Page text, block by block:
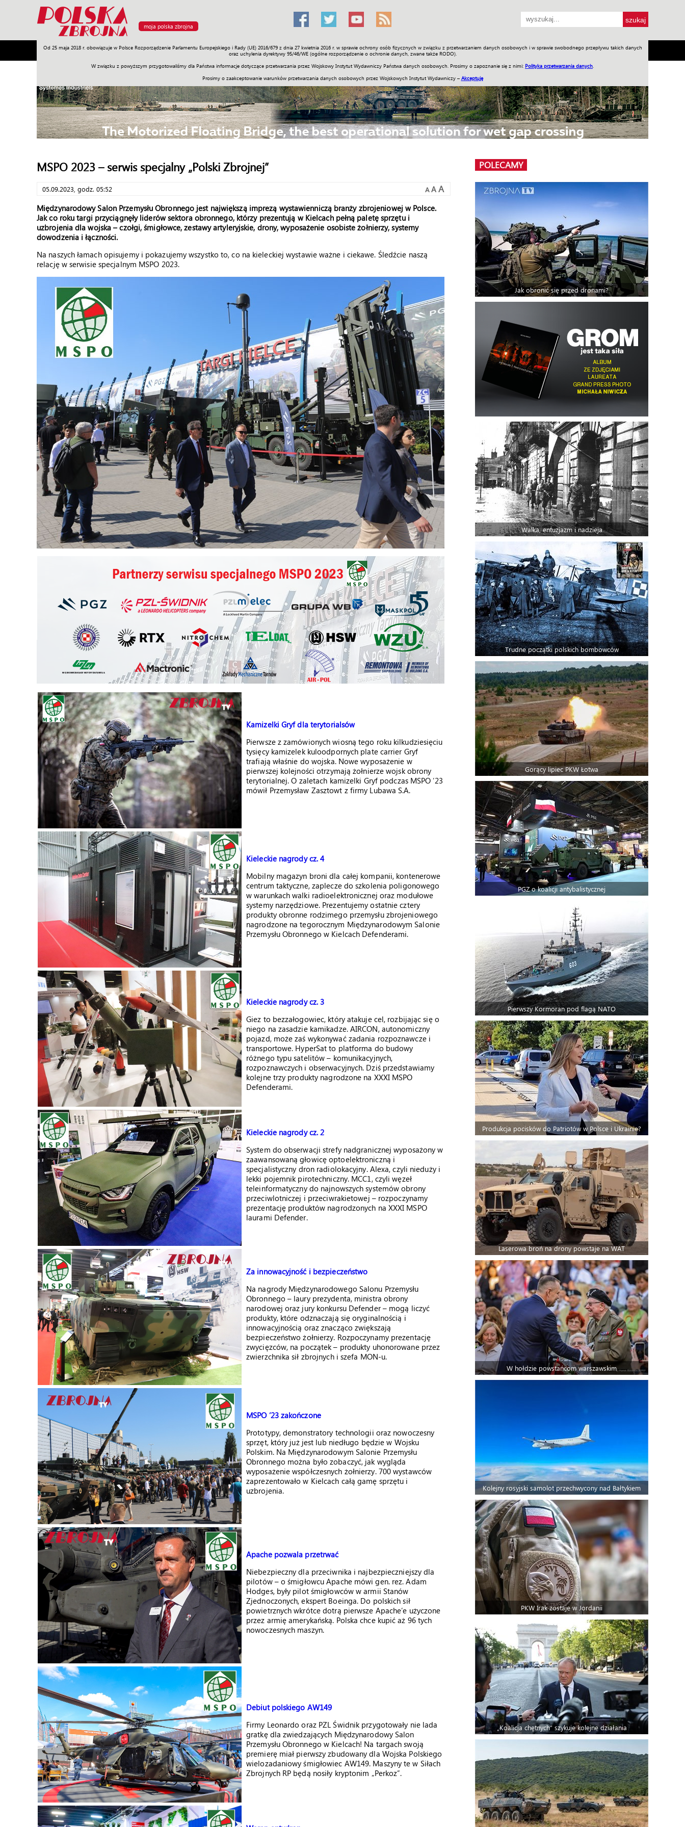
moja polska zbrojna
Od 25 maja 2018 r. obowiązuje w Polsce Rozporządzenie Parlamentu Europejskiego i Rady (UE) 2016/679 z dnia 27 kwietnia 2016 r. w sprawie ochrony osób fizycznych w związku z przetwarzaniem danych osobowych i w sprawie swobodnego przepływu takich danych
oraz uchylenia dyrektywy 95/46/WE (ogólne rozporządzenie o ochronie danych, zwane także RODO).
W związku z powyższym przygotowaliśmy dla Państwa informacje dotyczące przetwarzania przez Wojskowy Instytut Wydawniczy Państwa danych osobowych. Prosimy o zapoznanie się z nimi: Polityka przetwarzania danych
Prosimy o zaakceptowanie warunków przetwarzania danych osobowych przez Wojskowych Instytut Wydawniczy – Akceptuję
Armia Poligon Sprzęt Misje Polityka Prawo Świat Społeczność Sport Historia Galerie Wideo ENGLISH SKLEP Jednodniówki Praca w WIW
MSPO 2023 – serwis specjalny „Polski Zbrojnej”
05.09.2023, godz. 05:52 A A A
Międzynarodowy Salon Przemysłu Obronnego jest największą imprezą wystawienniczą branży zbrojeniowej w Polsce.
Jak co roku targi przyciągnęły liderów sektora obronnego, którzy prezentują w Kielcach pełną paletę sprzętu i
uzbrojenia dla wojska – czołgi, śmigłowce, zestawy artyleryjskie, drony, wyposażenie osobiste żołnierzy, systemy
dowodzenia i łączności.
Na naszych łamach opisujemy i pokazujemy wszystko to, co na kieleckiej wystawie ważne i ciekawe. Śledźcie naszą
relację w serwisie specjalnym MSPO 2023.
Kamizelki Gryf dla terytorialsów
Pierwsze z zamówionych wiosną tego roku kilkudziesięciu
tysięcy kamizelek kuloodpornych plate carrier Gryf
trafiają właśnie do wojska. Nowe wyposażenie w
pierwszej kolejności otrzymają żołnierze wojsk obrony
terytorialnej. O zaletach kamizelki Gryf podczas MSPO ’23
mówił Przemysław Zasztowt z firmy Lubawa S.A.
Kieleckie nagrody cz. 4
Mobilny magazyn broni dla całej kompanii, kontenerowe
centrum taktyczne, zaplecze do szkolenia poligonowego
w warunkach walki radioelektronicznej oraz modułowe
systemy narzędziowe. Prezentujemy ostatnie cztery
produkty obronne rodzimego przemysłu zbrojeniowego
nagrodzone na tegorocznym Międzynarodowym Salonie
Przemysłu Obronnego w Kielcach Defenderami.
Kieleckie nagrody cz. 3
Giez to bezzałogowiec, który atakuje cel, rozbijając się o
niego na zasadzie kamikadze. AIRCON, autonomiczny
pojazd, może zaś wykonywać zadania rozpoznawcze i
transportowe. HyperSat to platforma do budowy
różnego typu satelitów – komunikacyjnych,
rozpoznawczych i obserwacyjnych. Dziś przedstawiamy
kolejne trzy produkty nagrodzone na XXXI MSPO
Defenderami.
Kieleckie nagrody cz. 2
System do obserwacji strefy nadgranicznej wyposażony w
zaawansowaną głowicę optoelektroniczną i
specjalistyczny dron radiolokacyjny. Alexa, czyli nieduży i
lekki pojemnik pirotechniczny. MCC1, czyli węzeł
teleinformatyczny do najnowszych systemów obrony
przeciwlotniczej i przeciwrakietowej – rozpoczynamy
prezentację produktów nagrodzonych na XXXI MSPO
laurami Defender.
Za innowacyjność i bezpieczeństwo
Na nagrody Międzynarodowego Salonu Przemysłu
Obronnego – laury prezydenta, ministra obrony
narodowej oraz jury konkursu Defender – mogą liczyć
produkty, które odznaczają się oryginalnością i
innowacyjnością oraz znacząco zwiększają
bezpieczeństwo żołnierzy. Rozpoczynamy prezentację
zwycięzców, na początek – produkty uhonorowane przez
zwierzchnika sił zbrojnych i szefa MON-u.
MSPO ’23 zakończone
Prototypy, demonstratory technologii oraz nowoczesny
sprzęt, który już jest lub niedługo będzie w Wojsku
Polskim. Na Międzynarodowym Salonie Przemysłu
Obronnego można było zobaczyć, jak wygląda
wyposażenie współczesnych żołnierzy. 700 wystawców
zaprezentowało w Kielcach całą gamę sprzętu i
uzbrojenia.
Apache pozwala przetrwać
Niebezpieczny dla przeciwnika i najbezpieczniejszy dla
pilotów – o śmigłowcu Apache mówi gen. rez. Adam
Hodges, były pilot śmigłowców w armii Stanów
Zjednoczonych, ekspert Boeinga. Do polskich sił
powietrznych wkrótce dotrą pierwsze Apache’e użyczone
przez armię amerykańską. Polska chce kupić aż 96 tych
nowoczesnych maszyn.
Debiut polskiego AW149
Firmy Leonardo oraz PZL Świdnik przygotowały nie lada
gratkę dla zwiedzających Międzynarodowy Salon
Przemysłu Obronnego w Kielcach! Na targach swoją
premierę miał pierwszy zbudowany dla Wojska Polskiego
wielozadaniowy śmigłowiec AW149. Maszyny te w Siłach
Zbrojnych RP będą nosiły kryptonim „Perkoz”.
POLECAMY
Jak obronić się przed dronami?
Walka, entuzjazm i nadzieja
Trudne początki polskich bombowców
Gorący lipiec PKW Łotwa
PGZ o koalicji antybalistycznej
Pierwszy Kormoran pod flagą NATO
Produkcja pocisków do Patriotów w Polsce i Ukrainie?
Laserowa broń na drony powstaje na WAT
W hołdzie powstańcom warszawskim
Kolejny rosyjski samolot przechwycony nad Bałtykiem
PKW Irak zostaje w Jordanii
„Koalicja chętnych” szykuje kolejne działania